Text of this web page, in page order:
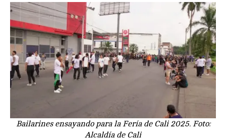
Bailarines ensayando para la Fería de Cali 2025. Foto:
Alcaldía de Cali